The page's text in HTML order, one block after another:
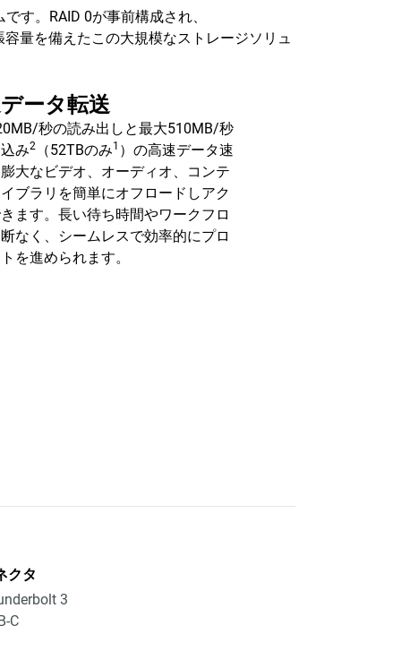
す。RAID 0が事前構成され、
容量を備えたこの大規模なストレージソリュ
ータ転送
秒の読み出しと最大510MB/秒
み2 （52TBのみ1 ）の高速データ速
大なビデオ、オーディオ、コンテ
ブラリを簡単にオフロードしアク
ます。長い待ち時間やワークフロ
なく、シームレスで効率的にプロ
を進められます。
クタ
3
C